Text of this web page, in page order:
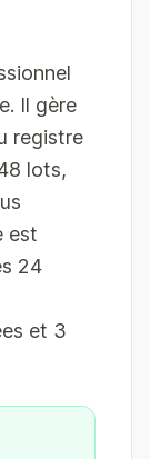
Il gère
registre
lots,
est
24
et 3